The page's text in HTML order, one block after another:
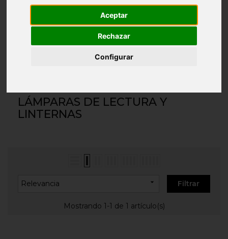
Aceptar
Rechazar
Configurar
palanca
Artículos (0)
search
INFANTIL Y JUEGOS
LÁMPARAS DE LECTURA Y
LINTERNAS
Relevancia  Filtrar
Mostrando 1-1 de 1 artículo(s)